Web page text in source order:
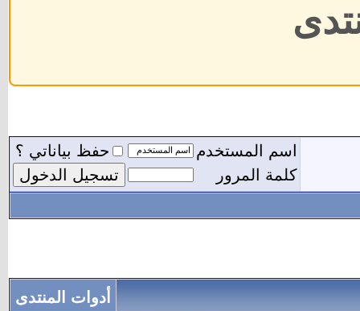
اسم المستخدم
حفظ بياناتي ؟
كلمة المرور
أدوات المنتدى